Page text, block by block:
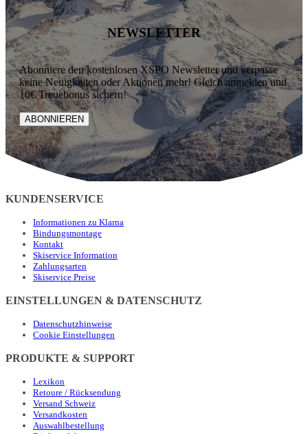
NEWSLETTER
Abonniere den kostenlosen XSPO Newsletter und verpasse
keine Neuigkeiten oder Aktionen mehr! Gleich anmelden und
10€ Treuebonus sichern!
ABONNIEREN
KUNDENSERVICE
Informationen zu Klarna
Bindungsmontage
Kontakt
Skiservice Information
Zahlungsarten
Skiservice Preise
EINSTELLUNGEN & DATENSCHUTZ
Datenschutzhinweise
Cookie Einstellungen
PRODUKTE & SUPPORT
Lexikon
Retoure / Rücksendung
Versand Schweiz
Versandkosten
Auswahlbestellung